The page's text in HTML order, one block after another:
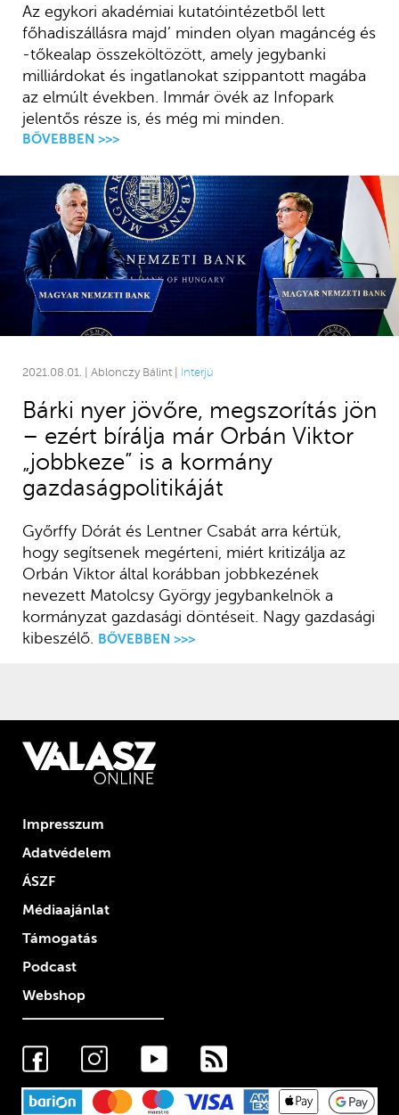
Az egykori akadémiai kutatóintézetből lett
főhadiszállásra majd’ minden olyan magáncég és
-tőkealap összeköltözött, amely jegybanki
milliárdokat és ingatlanokat szippantott magába
az elmúlt években. Immár övék az Infopark
jelentős része is, és még mi minden.
BŐVEBBEN >>>
2021.08.01. | Ablonczy Bálint | Interjú
Bárki nyer jövőre, megszorítás jön
– ezért bírálja már Orbán Viktor
„jobbkeze” is a kormány
gazdaságpolitikáját
Győrffy Dórát és Lentner Csabát arra kértük,
hogy segítsenek megérteni, miért kritizálja az
Orbán Viktor által korábban jobbkezének
nevezett Matolcsy György jegybankelnök a
kormányzat gazdasági döntéseit. Nagy gazdasági
kibeszélő.
BŐVEBBEN >>>
Impresszum
Adatvédelem
ÁSZF
Médiaajánlat
Támogatás
Podcast
Webshop